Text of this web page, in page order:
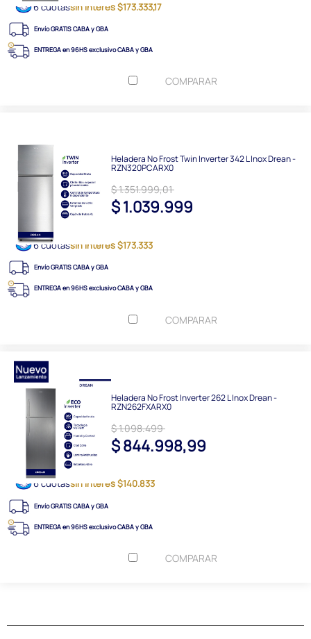
6 cuotassin interés $173.333,17
Envío GRATIS CABA y GBA
ENTREGA en 96HS exclusivo CABA y GBA
COMPARAR
Heladera No Frost Twin Inverter 342 L Inox Drean -
RZN320PCARX0
$ 1.351.999,01
$ 1.039.999
6 cuotassin interés $173.333
Envío GRATIS CABA y GBA
ENTREGA en 96HS exclusivo CABA y GBA
COMPARAR
Heladera No Frost Inverter 262 L Inox Drean -
RZN262FXARX0
$ 1.098.499
$ 844.998,99
6 cuotassin interés $140.833
Envío GRATIS CABA y GBA
ENTREGA en 96HS exclusivo CABA y GBA
COMPARAR